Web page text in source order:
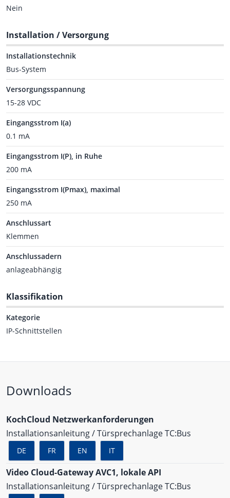
Nein
Installation / Versorgung
Installationstechnik
Bus-System
Versorgungsspannung
15-28 VDC
Eingangsstrom I(a)
0.1 mA
Eingangsstrom I(P), in Ruhe
200 mA
Eingangsstrom I(Pmax), maximal
250 mA
Anschlussart
Klemmen
Anschlussadern
anlageabhängig
Klassifikation
Kategorie
IP-Schnittstellen
Downloads
KochCloud Netzwerkanforderungen
Installationsanleitung / Türsprechanlage TC:Bus
DE FR EN IT
Video Cloud-Gateway AVC1, lokale API
Installationsanleitung / Türsprechanlage TC:Bus